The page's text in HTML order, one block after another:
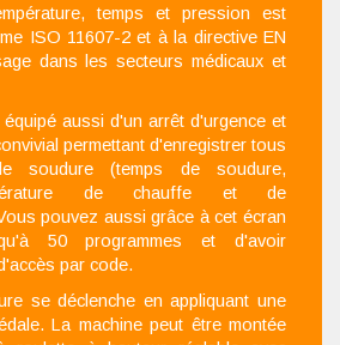
temps et pression est
ISO 11607-2 et à la directive EN
dans les secteurs médicaux et
aussi d'un arrêt d'urgence et
permettant d'enregistrer tous
soudure (temps de soudure,
de chauffe et de
pouvez aussi grâce à cet écran
50 programmes et d'avoir
par code.
se déclenche en appliquant une
La machine peut être montée